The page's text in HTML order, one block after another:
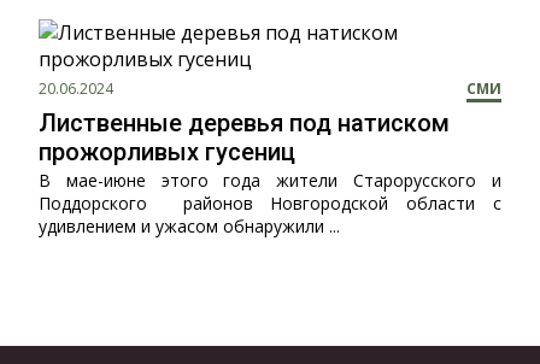
20.06.2024 СМИ
Лиственные деревья под натиском
прожорливых гусениц
В мае-июне этого года жители Старорусского и
Поддорского районов Новгородской области с
удивлением и ужасом обнаружили ...